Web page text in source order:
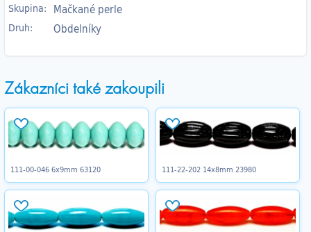
Skupina: Mačkané perle
Druh: Obdelníky
Zákazníci také zakoupili
111-00-046 6x9mm 63120 111-22-202 14x8mm 23980